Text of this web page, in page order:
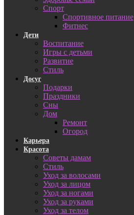
Спорт
Спортивное питание
Фитнес
Дети
Воспитание
Игры с детьми
Развитие
Стиль
Досуг
Подарки
Праздники
Сны
Дом
Ремонт
Огород
Карьера
Красота
Советы дамам
Стиль
Уход за волосами
Уход за лицом
Уход за ногами
Уход за руками
Уход за телом